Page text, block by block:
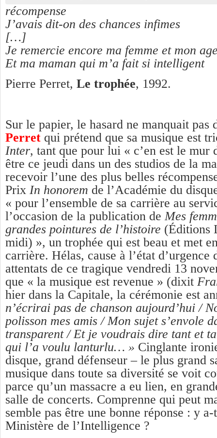
récompense
J’avais dit-on des chances infimes
[…]
Je remercie encore ma femme et mon
Et ma maman qui m’a fait si intelligent
Pierre Perret, Le trophée, 1992.
Sur le papier, le hasard ne manquait pas
Perret qui prétend que sa musique est
Inter, tant que pour lui « c’en est le
être ce jeudi dans un des studios de la
recevoir l’une des plus belles
Prix In honorem de l’Académie du
« pour l’ensemble de sa carrière au
l’occasion de la publication de Mes
grandes pointures de l’histoire (Éditions
midi) », un trophée qui est beau et met
carrière. Hélas, cause à l’état d’urgence
attentats de ce tragique vendredi 13
que « la musique est revenue » (dixit
hier dans la Capitale, la cérémonie est
n’écrirai pas de chanson aujourd’hui /
polisson mes amis / Mon sujet s’envole
transparent / Et je voudrais dire tant et
qui l’a voulu lanturlu… » Cinglante
disque, grand défenseur – le plus grand
musique dans toute sa diversité se voit
parce qu’un massacre a eu lien, en
salle de concerts. Comprenne qui peut
semble pas être une bonne réponse : y
Ministère de l’Intelligence ?